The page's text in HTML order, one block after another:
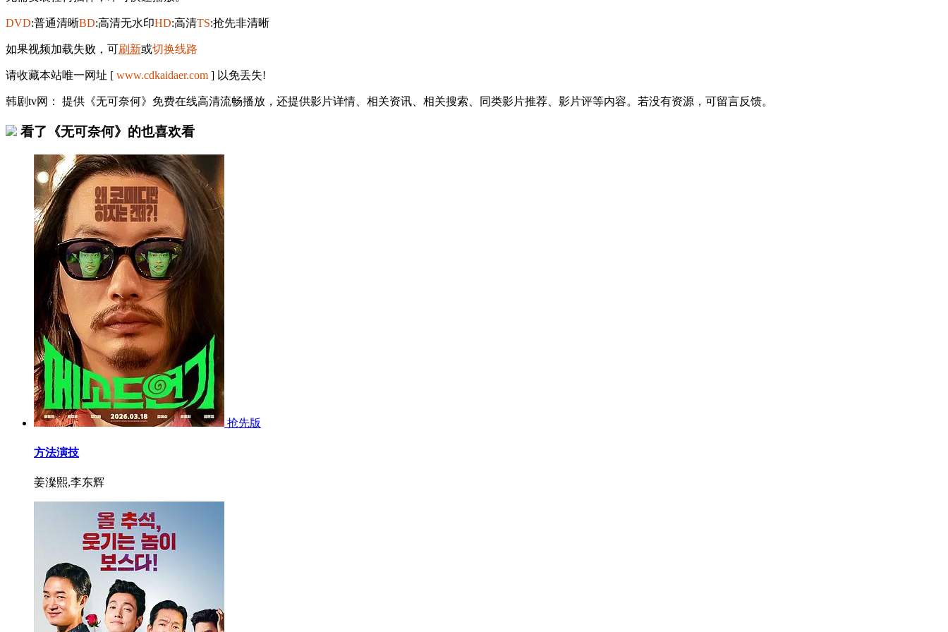
DVD:普通清晰BD:高清无水印HD:高清TS:抢先非清晰
如果视频加载失败，可 刷新或切换线路
请收藏本站唯一网址 [ www.cdkaidaer.com ] 以免丢失!
韩剧tv网： 提供《无可奈何》免费在线高清流畅播放，还提供影片详情、相关资讯、相关搜索、同类影片推荐、影片评等内容。若没有资源，可留言反馈。
看了《无可奈何》的也喜欢看
抢先版
方法演技
姜澯熙,李东辉